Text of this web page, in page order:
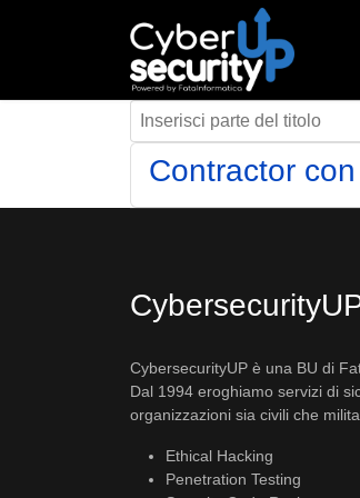
Inserisci parte del titolo
Contractor
CybersecurityUP è una BU di
Dal 1994 eroghiamo servizi di
organizzazioni sia civili che
Ethical Hacking
Penetration Testing